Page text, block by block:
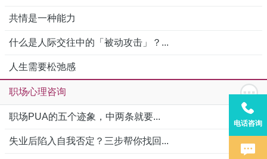
共情是一种能力
什么是人际交往中的「被动攻击」？...
人生需要松弛感
职场心理咨询
职场PUA的五个迹象，中两条就要...
失业后陷入自我否定？三步帮你找回...
电话咨询